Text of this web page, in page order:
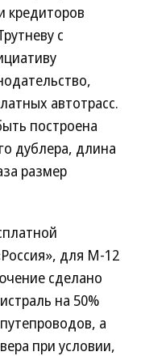
кредиторов
с
автотрасс.
построена
дублера, длина
размер
для М-12
сделано
на 50%
а
при условии,